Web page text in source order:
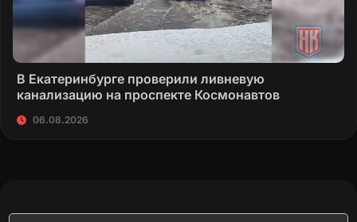
В Екатеринбурге проверили ливневую
канализацию на проспекте Космонавтов
06.08.2026